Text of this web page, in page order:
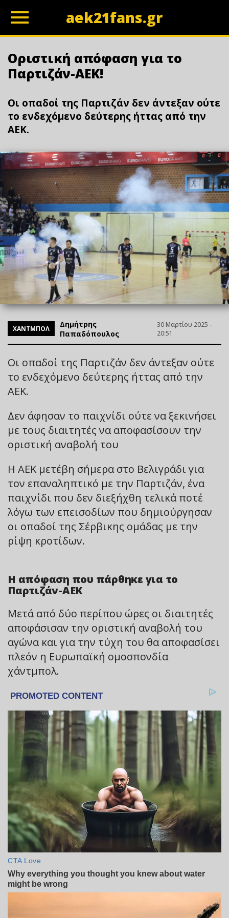
aek21fans.gr
Οριστική απόφαση για το
Παρτιζάν-ΑΕΚ!
Οι οπαδοί της Παρτιζάν δεν άντεξαν ούτε
το ενδεχόμενο δεύτερης ήττας από την
ΑΕΚ.
ΧΑΝΤΜΠΟΛ
Δημήτρης
Παπαδόπουλος
30 Μαρτίου 2025 -
20:51
Οι οπαδοί της Παρτιζάν δεν άντεξαν ούτε
το ενδεχόμενο δεύτερης ήττας από την
ΑΕΚ.
Δεν άφησαν το παιχνίδι ούτε να ξεκινήσει
με τους διαιτητές να αποφασίσουν την
οριστική αναβολή του
Η ΑΕΚ μετέβη σήμερα στο Βελιγράδι για
τον επαναληπτικό με την Παρτιζάν, ένα
παιχνίδι που δεν διεξήχθη τελικά ποτέ
λόγω των επεισοδίων που δημιούργησαν
οι οπαδοί της Σέρβικης ομάδας με την
ρίψη κροτίδων.
Η απόφαση που πάρθηκε για το
Παρτιζάν-ΑΕΚ
Μετά από δύο περίπου ώρες οι διαιτητές
αποφάσισαν την οριστική αναβολή του
αγώνα και για την τύχη του θα αποφασίσει
πλεόν η Ευρωπαϊκή ομοσπονδία
χάντμπολ.